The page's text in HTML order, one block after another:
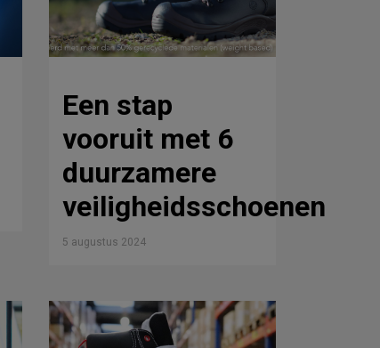
Een stap
vooruit met 6
duurzamere
veiligheidsschoenen
5 augustus 2024